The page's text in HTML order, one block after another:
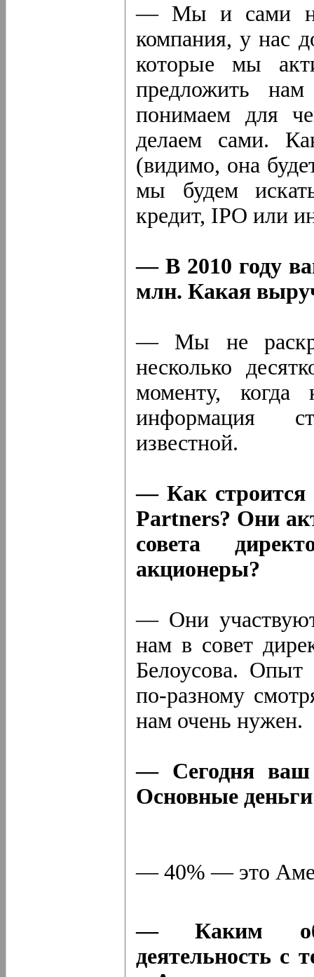
— Мы и сами
компания, у нас
которые мы
предложить
понимаем для
делаем сами.
(видимо, она
мы будем
кредит, IPO или
— В 2010 году
млн. Какая
— Мы не
несколько
моменту, когда
информация
известной.
— Как строится
Partners? Они
совета
акционеры?
— Они
нам в совет
Белоусова. Опыт
по-разному
нам очень нужен.
— Сегодня
Основные
— 40% — это
— Каким
деятельность с